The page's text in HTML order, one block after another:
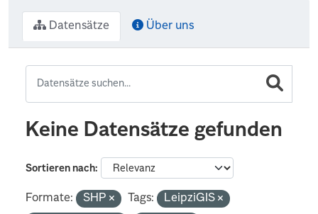
Datensätze Über uns
Keine Datensätze gefunden
Sortieren nach
Formate: SHP Tags:
LeipziGIS